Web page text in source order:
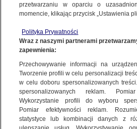
TVN WARSZAWA NAJNOWSZE
Przejechali 700 kilometrów, by uratować
BEMOWO
BIAŁOŁĘKA
BIELANY
MOKOTÓW
ULICE
TVN24 GO
KULTURA
WIĘCEJ
przetwarzaniu w oparciu o
momencie, klikając przycisk „Ustawienia
Polityka Prywatności
Wraz z naszymi partnerami
zapewnienia:
Przechowywanie informacji na
Tworzenie profili w celu personalizacji
w celu doboru spersonalizowanych
spersonalizowanych reklam.
Wykorzystanie profili do wyboru
Pomiar efektywności reklam.
statystyce lub kombinacji danych z